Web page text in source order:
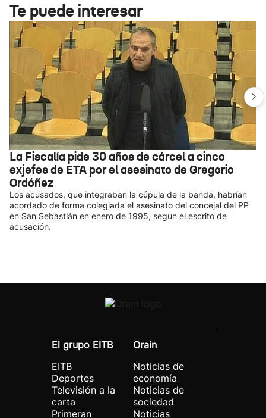
Te puede interesar
La Fiscalía pide 30 años de cárcel a cinco
exjefes de ETA por el asesinato de Gregorio
Ordóñez
Los acusados, que integraban la cúpula de la banda, habrían
acordado de forma colegiada el asesinato del concejal del PP
en San Sebastián en enero de 1995, según el escrito de
acusación.
El grupo EITB
EITB
Deportes
Televisión a la
carta
Primeran
Orain
Noticias de
economía
Noticias de
sociedad
Noticias